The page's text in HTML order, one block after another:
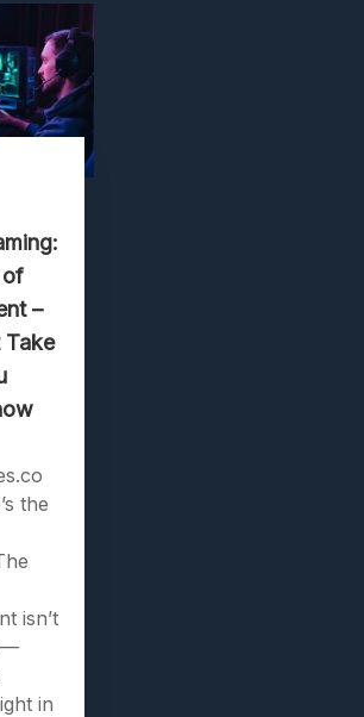
of
–
Take
the
isn’t
in